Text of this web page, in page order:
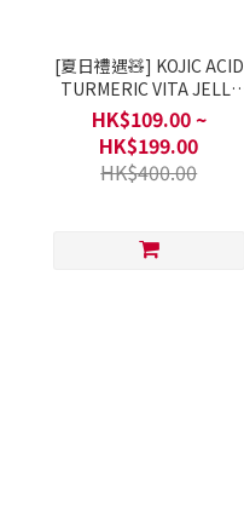
[夏日禮遇🧸] KOJIC ACID
TURMERIC VITA JELLY
MIST SERUM
HK$109.00 ~
HK$199.00
HK$400.00